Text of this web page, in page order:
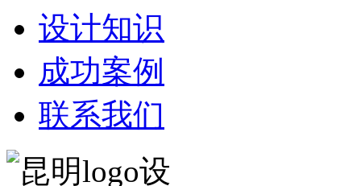
设计知识
成功案例
联系我们